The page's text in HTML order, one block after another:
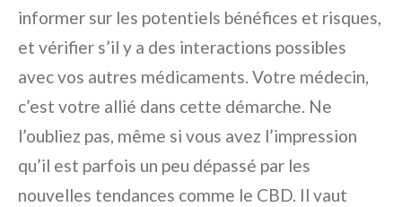
informer sur les potentiels bénéfices et risques,
et vérifier s’il y a des interactions possibles
avec vos autres médicaments. Votre médecin,
c’est votre allié dans cette démarche. Ne
l’oubliez pas, même si vous avez l’impression
qu’il est parfois un peu dépassé par les
nouvelles tendances comme le CBD. Il vaut